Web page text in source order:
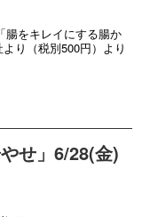
腸をキレイにする腸か
り（税別500円）より
せ」6/28(金)